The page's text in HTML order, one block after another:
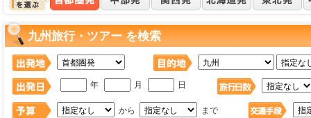
九州旅行・ツアー を検索
年 月 日
から まで